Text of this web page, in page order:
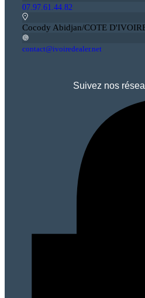
07.97.61.44.82
Cocody Abidjan/COTE
contact@ivoiredealer.net
Suivez nos